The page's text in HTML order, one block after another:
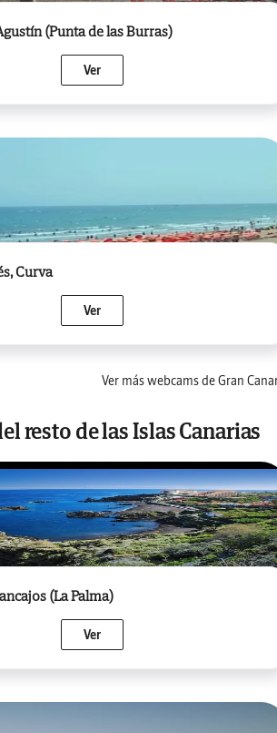
(Punta de las Burras)
Ver
Curva
Ver
Ver más webcams de Gran
resto de las Islas Canarias
(La Palma)
Ver